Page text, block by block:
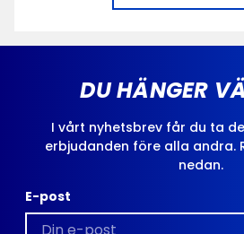
DU HÄNGER
I vårt nyhetsbrev får du ta
erbjudanden före alla andra.
nedan.
E-post